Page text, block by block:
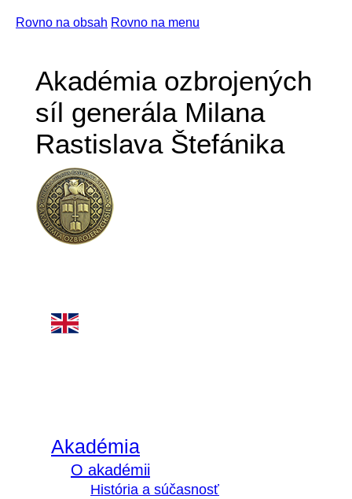
Rovno na obsah Rovno na menu
Akadémia ozbrojených
síl generála Milana
Rastislava Štefánika
Akadémia
O akadémii
História a súčasnosť